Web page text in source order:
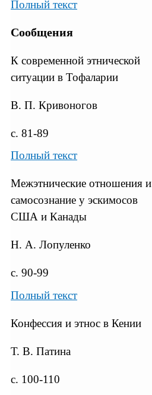
Полный текст
Сообщения
К современной этнической
ситуации в Тофаларии
В. П. Кривоногов
с. 81-89
Полный текст
Межэтнические отношения и
самосознание у эскимосов
США и Канады
Н. А. Лопуленко
с. 90-99
Полный текст
Конфессия и этнос в Кении
Т. В. Патина
с. 100-110